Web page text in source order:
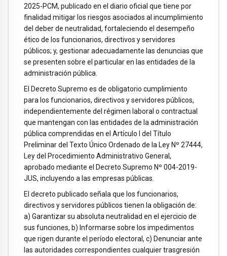
2025-PCM, publicado en el diario oficial que tiene por
finalidad mitigar los riesgos asociados al incumplimiento
del deber de neutralidad, fortaleciendo el desempeño
ético de los funcionarios, directivos y servidores
públicos; y, gestionar adecuadamente las denuncias que
se presenten sobre el particular en las entidades de la
administración pública.
El Decreto Supremo es de obligatorio cumplimiento
para los funcionarios, directivos y servidores públicos,
independientemente del régimen laboral o contractual
que mantengan con las entidades de la administración
pública comprendidas en el Artículo I del Título
Preliminar del Texto Único Ordenado de la Ley Nº 27444,
Ley del Procedimiento Administrativo General,
aprobado mediante el Decreto Supremo Nº 004-2019-
JUS, incluyendo a las empresas públicas.
El decreto publicado señala que los funcionarios,
directivos y servidores públicos tienen la obligación de:
a) Garantizar su absoluta neutralidad en el ejercicio de
sus funciones, b) Informarse sobre los impedimentos
que rigen durante el período electoral, c) Denunciar ante
las autoridades correspondientes cualquier trasgresión